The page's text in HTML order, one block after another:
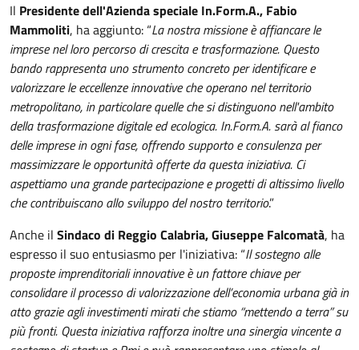
Il Presidente dell'Azienda speciale In.Form.A., Fabio
Mammoliti, ha aggiunto: “La nostra missione è affiancare le
imprese nel loro percorso di crescita e trasformazione. Questo
bando rappresenta uno strumento concreto per identificare e
valorizzare le eccellenze innovative che operano nel territorio
metropolitano, in particolare quelle che si distinguono nell'ambito
della trasformazione digitale ed ecologica. In.Form.A. sarà al fianco
delle imprese in ogni fase, offrendo supporto e consulenza per
massimizzare le opportunità offerte da questa iniziativa. Ci
aspettiamo una grande partecipazione e progetti di altissimo livello
che contribuiscano allo sviluppo del nostro territorio.”
Anche il Sindaco di Reggio Calabria, Giuseppe Falcomatà, ha
espresso il suo entusiasmo per l'iniziativa: “Il sostegno alle
proposte imprenditoriali innovative è un fattore chiave per
consolidare il processo di valorizzazione dell’economia urbana già in
atto grazie agli investimenti mirati che stiamo “mettendo a terra” su
più fronti. Questa iniziativa rafforza inoltre una sinergia vincente a